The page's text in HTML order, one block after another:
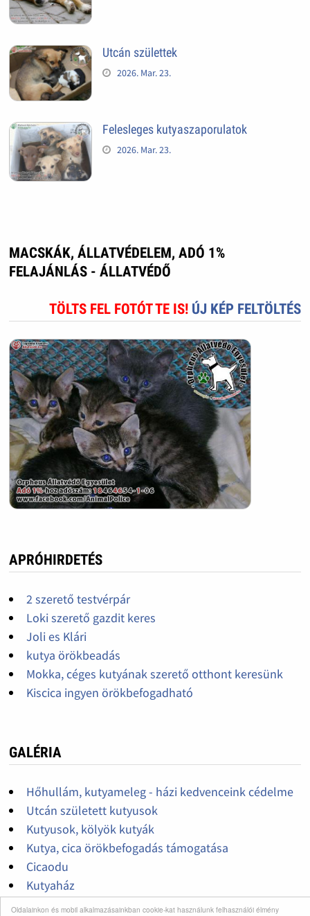
Oldalainkon és mobil alkalmazásainkban cookie-kat használunk felhasználói élmény
Utcán születtek
2026. Mar. 23.
Felesleges kutyaszaporulatok
2026. Mar. 23.
MACSKÁK, ÁLLATVÉDELEM, ADÓ 1%
FELAJÁNLÁS - ÁLLATVÉDŐ
TÖLTS FEL FOTÓT TE IS! ÚJ KÉP FELTÖLTÉS
APRÓHIRDETÉS
2 szerető testvérpár
Loki szerető gazdit keres
Joli es Klári
kutya örökbeadás
Mokka, céges kutyának szerető otthont keresünk
Kiscica ingyen örökbefogadható
GALÉRIA
Hőhullám, kutyameleg - házi kedvenceink cédelme
Utcán született kutyusok
Kutyusok, kölyök kutyák
Kutya, cica örökbefogadás támogatása
Cicaodu
Kutyaház